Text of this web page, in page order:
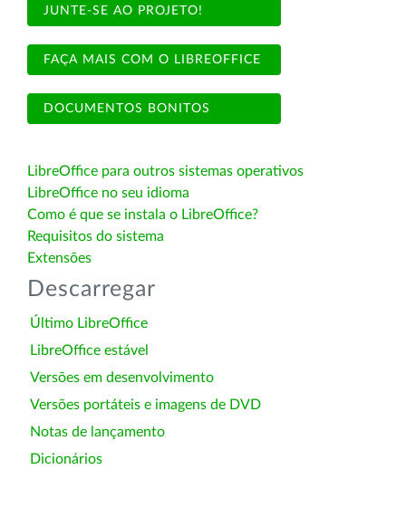
JUNTE-SE AO PROJETO!
FAÇA MAIS COM O LIBREOFFICE
DOCUMENTOS BONITOS
LibreOffice para outros sistemas operativos
LibreOffice no seu idioma
Como é que se instala o LibreOffice?
Requisitos do sistema
Extensões
Descarregar
Último LibreOffice
LibreOffice estável
Versões em desenvolvimento
Versões portáteis e imagens de DVD
Notas de lançamento
Dicionários